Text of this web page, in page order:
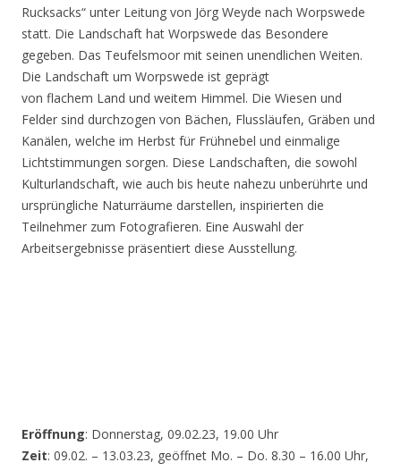
Rucksacks“ unter Leitung von Jörg Weyde nach Worpswede
statt. Die Landschaft hat Worpswede das Besondere
gegeben. Das Teufelsmoor mit seinen unendlichen Weiten.
Die Landschaft um Worpswede ist geprägt
von flachem Land und weitem Himmel. Die Wiesen und
Felder sind durchzogen von Bächen, Flussläufen, Gräben und
Kanälen, welche im Herbst für Frühnebel und einmalige
Lichtstimmungen sorgen. Diese Landschaften, die sowohl
Kulturlandschaft, wie auch bis heute nahezu unberührte und
ursprüngliche Naturräume darstellen, inspirierten die
Teilnehmer zum Fotografieren. Eine Auswahl der
Arbeitsergebnisse präsentiert diese Ausstellung.
Eröffnung: Donnerstag, 09.02.23, 19.00 Uhr
Zeit: 09.02. – 13.03.23, geöffnet Mo. – Do. 8.30 – 16.00 Uhr,